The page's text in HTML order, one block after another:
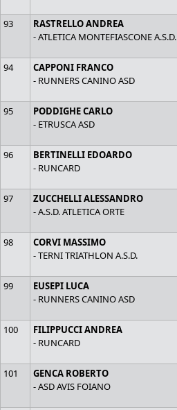
93
RASTRELLO ANDREA
- ATLETICA MONTEFIASCONE A.S.D.
94
CAPPONI FRANCO
- RUNNERS CANINO ASD
95
PODDIGHE CARLO
- ETRUSCA ASD
96
BERTINELLI EDOARDO
- RUNCARD
97
ZUCCHELLI ALESSANDRO
- A.S.D. ATLETICA ORTE
98
CORVI MASSIMO
- TERNI TRIATHLON A.S.D.
99
EUSEPI LUCA
- RUNNERS CANINO ASD
100
FILIPPUCCI ANDREA
- RUNCARD
101
GENCA ROBERTO
- ASD AVIS FOIANO